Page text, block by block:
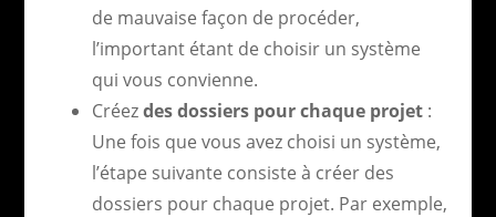
de mauvaise façon de procéder,
l’important étant de choisir un système
qui vous convienne.
Créezdes dossiers pour chaque projet:
Une fois que vous avez choisi un système,
l’étape suivante consiste à créer des
dossiers pour chaque projet. Par exemple,